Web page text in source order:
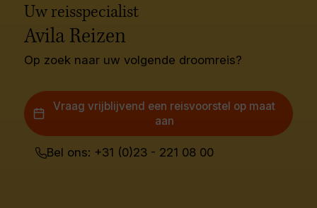
Uw reisspecialist
Avila Reizen
Op zoek naar uw volgende droomreis?
Vraag vrijblijvend een reisvoorstel op maat
aan
Bel ons: +31 (0)23 - 221 08 00